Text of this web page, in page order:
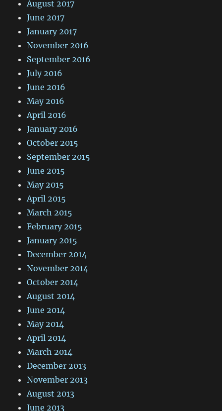
August 2017
June 2017
January 2017
November 2016
September 2016
July 2016
June 2016
May 2016
April 2016
January 2016
October 2015
September 2015
June 2015
May 2015
April 2015
March 2015
February 2015
January 2015
December 2014
November 2014
October 2014
August 2014
June 2014
May 2014
April 2014
March 2014
December 2013
November 2013
August 2013
June 2013